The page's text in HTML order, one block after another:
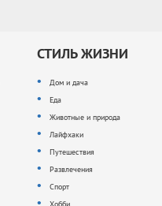
СТИЛЬ ЖИЗНИ
Дом и дача
Еда
Животные и природа
Лайфхаки
Путешествия
Развлечения
Спорт
Хобби